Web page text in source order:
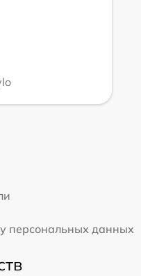
персональных данных